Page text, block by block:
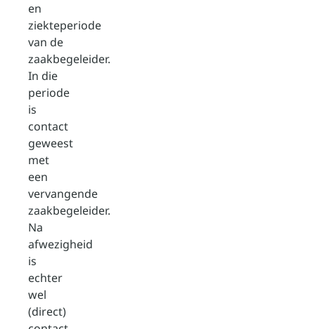
en
ziekteperiode
van de
zaakbegeleider.
In die
periode
is
contact
geweest
met
een
vervangende
zaakbegeleider.
Na
afwezigheid
is
echter
wel
(direct)